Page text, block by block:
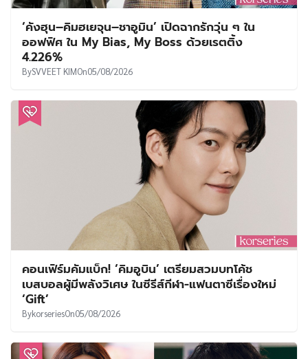
‘คังฮุน–คิมฮเยจุน–ชาอูมิน’ เปิดฉากรักวุ่น ๆ ใน
ออฟฟิศ ใน My Bias, My Boss ด้วยเรตติ้ง
4.226%
BySVVEET KIMOn05/08/2026
คอนเฟิร์มคัมแบ็ก! ‘คิมอูบิน’ เตรียมสวมบทโค้ช
เบสบอลผู้มีพลังวิเศษ ในซีรีส์กีฬา-แฟนตาซีเรื่องใหม่
‘Gift’
BykorseriesOn05/08/2026